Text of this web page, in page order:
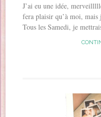
J’ai eu une idée,
fera plaisir qu’à moi, mais
Tous les Samedi, je